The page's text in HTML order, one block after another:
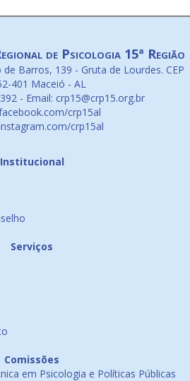
de Psicologia 15ª Região
Barros, 139 - Gruta de Lourdes. CEP
401 Maceió - AL
- Email: crp15@crp15.org.br
crp15al
crp15al
Institucional
Serviços
Comissões
em Psicologia e Políticas Públicas